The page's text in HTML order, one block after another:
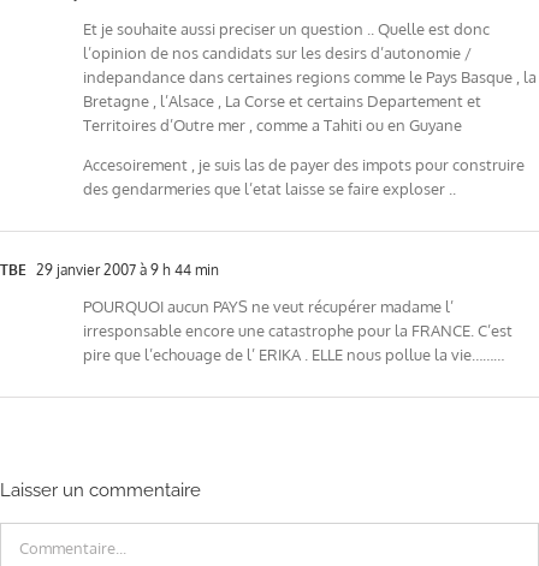
Et je souhaite aussi preciser un question .. Quelle est donc
l’opinion de nos candidats sur les desirs d’autonomie /
indepandance dans certaines regions comme le Pays Basque , la
Bretagne , l’Alsace , La Corse et certains Departement et
Territoires d’Outre mer , comme a Tahiti ou en Guyane
Accesoirement , je suis las de payer des impots pour construire
des gendarmeries que l’etat laisse se faire exploser ..
TBE 29 janvier 2007 à 9 h 44 min
POURQUOI aucun PAYS ne veut récupérer madame l’
irresponsable encore une catastrophe pour la FRANCE. C’est
pire que l’echouage de l’ ERIKA . ELLE nous pollue la vie………
Laisser un commentaire